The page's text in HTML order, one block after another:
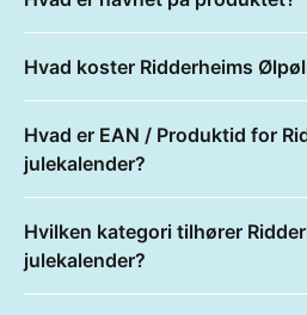
Hvad koster Ridderheims
Hvad er EAN / Produktid for
julekalender?
Hvilken kategori tilhører
julekalender?